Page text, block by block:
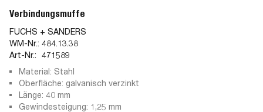
Verbindungsmuffe
FUCHS + SANDERS
WM-Nr.: 484.13.38
Art-Nr.: 471589
Material: Stahl
Oberfläche: galvanisch verzinkt
Länge: 40 mm
Gewindesteigung: 1,25 mm